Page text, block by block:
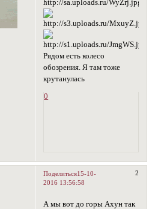
Рядом есть колесо
обозрения. Я там тоже
крутанулась
0
Поделиться 2
15-10-
2016 13:56:58
А мы вот до горы Ахун так